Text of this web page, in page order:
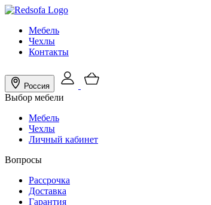
Мебель
Чехлы
Контакты
Россия
Выбор мебели
Мебель
Чехлы
Личный кабинет
Вопросы
Рассрочка
Доставка
Гарантия